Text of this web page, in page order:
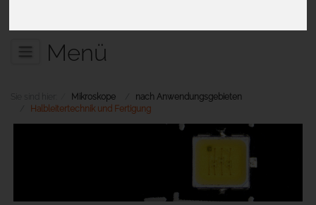
Menü
Sie sind hier: Mikroskope
nach Anwendungsgebieten
Halbleitertechnik und Fertigung